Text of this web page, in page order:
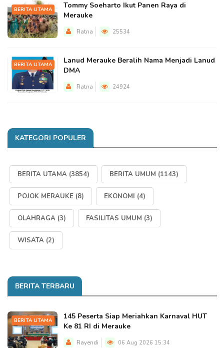
BERITA UTAMA
Tommy Soeharto Ikut Panen Raya di
Merauke
Ratna 25534
BERITA UTAMA
Lanud Merauke Beralih Nama Menjadi Lanud
DMA
Ratna 24924
KATEGORI POPULER
BERITA UTAMA (3854) BERITA UMUM (1143)
POJOK MERAUKE (8) EKONOMI (4)
OLAHRAGA (3) FASILITAS UMUM (3)
WISATA (2)
BERITA TERBARU
BERITA UTAMA
145 Peserta Siap Meriahkan Karnaval HUT
Ke 81 RI di Merauke
Rayendi 06 Aug 2026 15:34